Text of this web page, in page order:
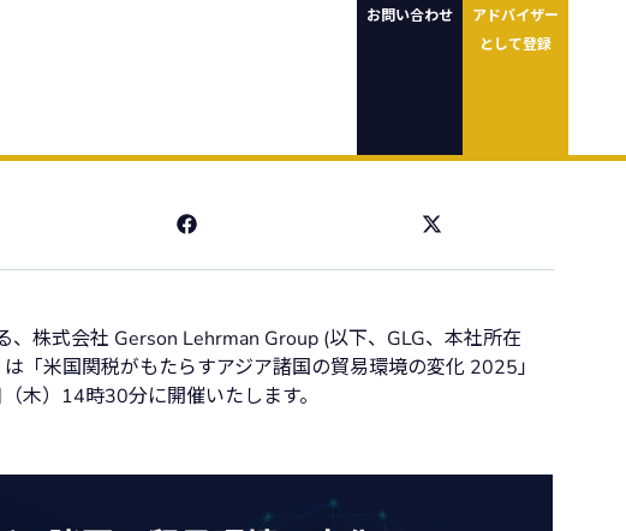
お問い合わせ
アドバイザー
として登録
株式会社 Gerson Lehrman Group (以下、GLG、本社所在
「米国関税がもたらすアジア諸国の貿易環境の変化 2025」
木）14時30分に開催いたします。